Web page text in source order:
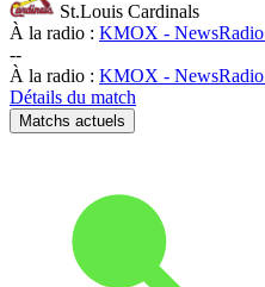
St.Louis Cardinals
À la radio : KMOX -
--
À la radio : KMOX -
Détails du match
Matchs actuels